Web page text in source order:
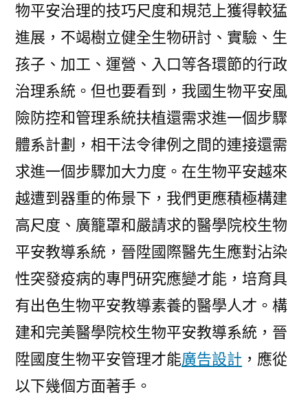
物平安治理的技巧尺度和規范上獲得較猛
進展，不竭樹立健全生物研討、實驗、生
孩子、加工、運營、入口等各環節的行政
治理系統。但也要看到，我國生物平安風
險防控和管理系統扶植還需求進一個步驟
體系計劃，相干法令律例之間的連接還需
求進一個步驟加大力度。在生物平安越來
越遭到器重的佈景下，我們更應積極構建
高尺度、廣籠罩和嚴請求的醫學院校生物
平安教導系統，晉陞國際醫先生應對沾染
性突發疫病的專門研究應變才能，培育具
有出色生物平安教導素養的醫學人才。構
建和完美醫學院校生物平安教導系統，晉
陞國度生物平安管理才能廣告設計 ，應從
以下幾個方面著手。